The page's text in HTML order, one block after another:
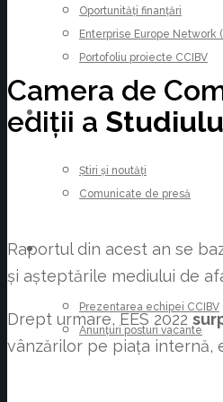
Oportunități finanțări
Enterprise Europe Network
Portofoliu proiecte CCIBV
ȘTIRI
Știri și noutăți
Comunicate de presă
CARIERE
Prezentarea echipei CCIBV
Anunțuri posturi vacante
Camera de
ediții a
Raportul din acest an se
și așteptările mediului de
Drept urmare, EES 2022
vânzărilor pe piața internă,